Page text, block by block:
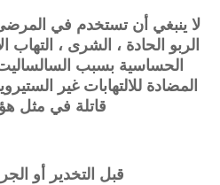
لا ينبغي أن تستخدم في
الربو الحادة ، الشرى ،
الحساسية بسبب
المضادة للالتهابات غير
قاتلة في مثل
قبل التخدير أو